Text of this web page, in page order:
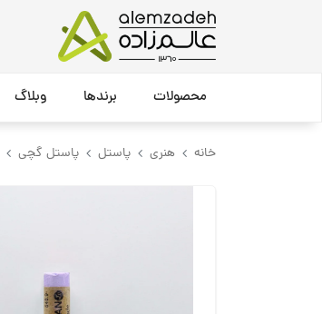
محصولات برندها وبلاگ
خانه هنری پاستل پاستل گچی